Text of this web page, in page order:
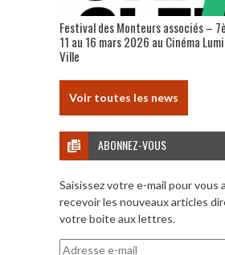
Festival des Monteurs associés –
11 au 16 mars 2026 au Cinéma
Ville
Voir toutes les news
ABONNEZ-VOUS
Saisissez votre e-mail pour vous
recevoir les nouveaux articles
votre boite aux lettres.
Adresse